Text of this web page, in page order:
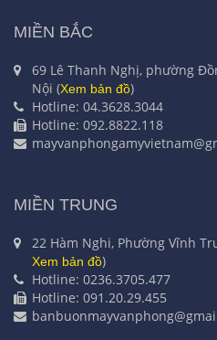
MIỀN BẮC
69 Lê Thanh Nghị, phường
Nội (Xem bản đồ)
Hotline: 04.3628.3044
Hotline: 092.8822.118
MIỀN TRUNG
22 Hàm Nghi, Phường Vĩnh
Xem bản đồ)
Hotline: 0236.3705.477
Hotline: 091.20.29.455